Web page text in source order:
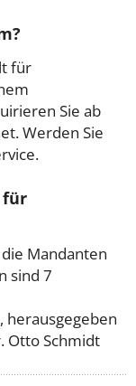
für
Sie ab
Werden Sie
für
Mandanten
sind 7
herausgegeben
Otto Schmidt